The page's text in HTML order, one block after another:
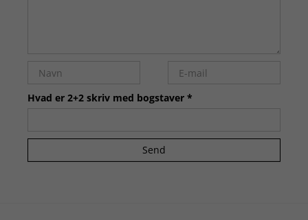
Hvad er 2+2 skriv med bogstaver *
Send